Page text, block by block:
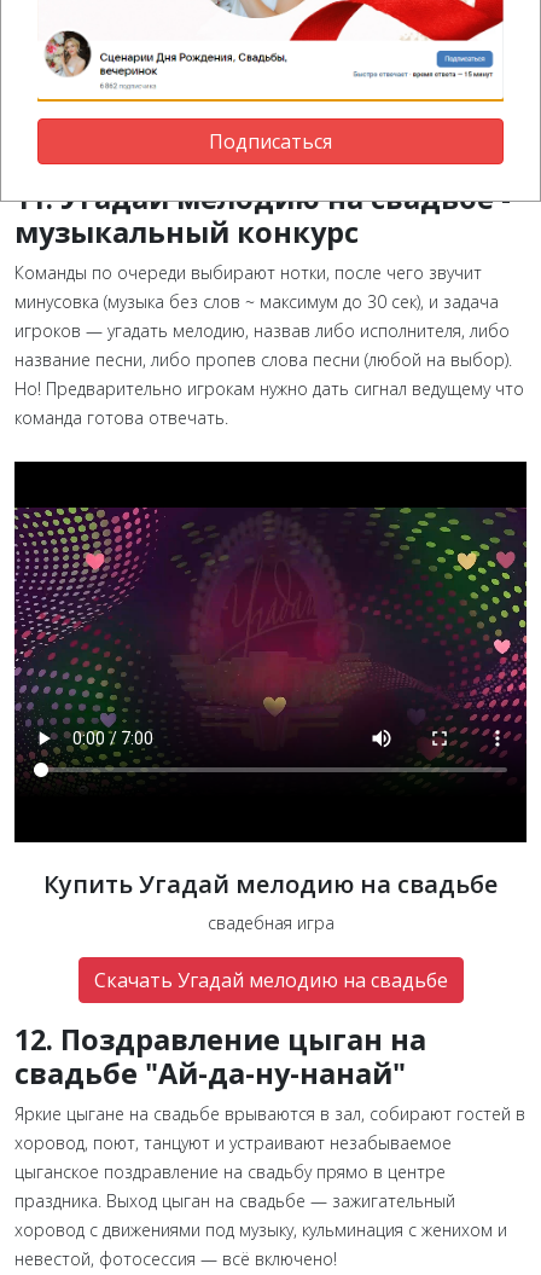
игра на свадьбу
Скачать смешной конкурс на свадьбу для
супругов
11. Угадай мелодию на свадьбе -
музыкальный конкурс
Команды по очереди выбирают нотки, после чего звучит
минусовка (музыка без слов ~ максимум до 30 сек), и задача
игроков — угадать мелодию, назвав либо исполнителя, либо
название песни, либо пропев слова песни (любой на выбор).
Но! Предварительно игрокам нужно дать сигнал ведущему что
команда готова отвечать.
Купить Угадай мелодию на свадьбе
свадебная игра
Скачать Угадай мелодию на свадьбе
12. Поздравление цыган на
свадьбе "Ай-да-ну-нанай"
Яркие цыгане на свадьбе врываются в зал, собирают гостей в
хоровод, поют, танцуют и устраивают незабываемое
цыганское поздравление на свадьбу прямо в центре
праздника. Выход цыган на свадьбе — зажигательный
хоровод с движениями под музыку, кульминация с женихом и
невестой, фотосессия — всё включено!
Подписаться